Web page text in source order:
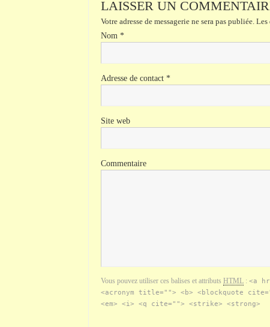
LAISSER UN
Votre adresse de messagerie ne sera pas publiée. Les
Nom *
Adresse de contact *
Site web
Commentaire
Vous pouvez utiliser ces balises et attributs HTML : <a
<acronym title=""> <b> <blockquote
<em> <i> <q cite=""> <strike> <strong>